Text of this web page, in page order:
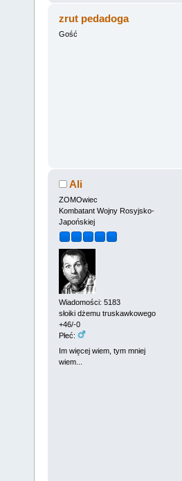
zrut pedadoga
Gość
Ali
ZOMOwiec
Kombatant Wojny Rosyjsko-
Japońskiej
Wiadomości: 5183
słoiki dżemu truskawkowego
+46/-0
Płeć:
Im więcej wiem, tym mniej
wiem...